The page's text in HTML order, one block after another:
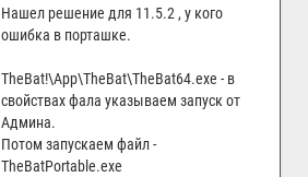
Нашел решение для 11.5.2 , у кого
ошибка в порташке.
TheBat!\App\TheBat\TheBat64.exe - в
свойствах фала указываем запуск от
Админа.
Потом запускаем файл -
TheBatPortable.exe